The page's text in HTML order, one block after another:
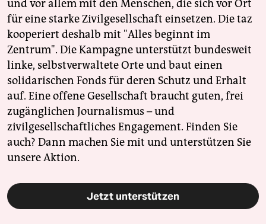
und vor allem mit den Menschen, die sich vor Ort
für eine starke Zivilgesellschaft einsetzen. Die taz
kooperiert deshalb mit "Alles beginnt im
Zentrum". Die Kampagne unterstützt bundesweit
linke, selbstverwaltete Orte und baut einen
solidarischen Fonds für deren Schutz und Erhalt
auf. Eine offene Gesellschaft braucht guten, frei
zugänglichen Journalismus – und
zivilgesellschaftliches Engagement. Finden Sie
auch? Dann machen Sie mit und unterstützen Sie
unsere Aktion.
Jetzt unterstützen